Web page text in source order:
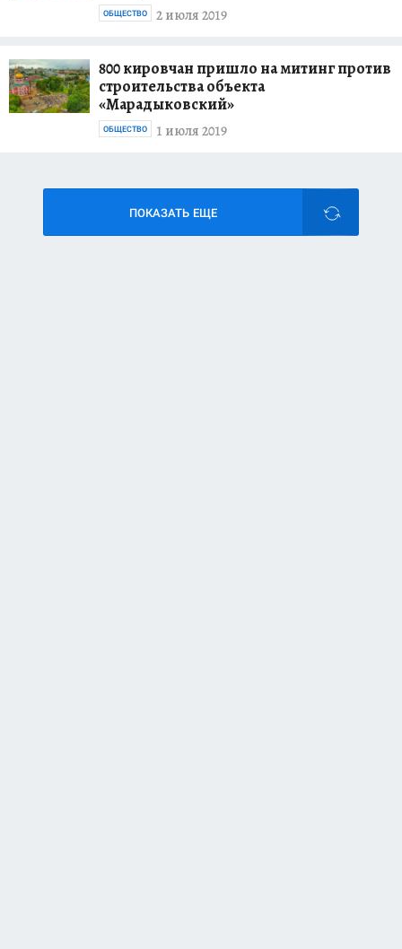
2 июля 2019
ОБЩЕСТВО
800 кировчан пришло на митинг против
строительства объекта
«Марадыковский»
1 июля 2019
ОБЩЕСТВО
ПОКАЗАТЬ ЕЩЕ